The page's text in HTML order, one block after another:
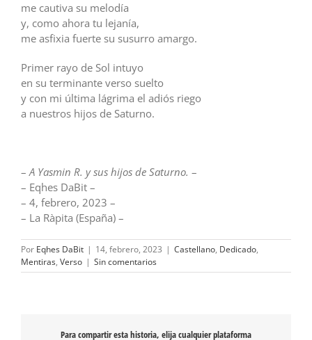
me cautiva su melodía
y, como ahora tu lejanía,
me asfixia fuerte su susurro amargo.
Primer rayo de Sol intuyo
en su terminante verso suelto
y con mi última lágrima el adiós riego
a nuestros hijos de Saturno.
–A Yasmin R. y sus hijos de Saturno. –
– Eqhes DaBit –
– 4, febrero, 2023 –
– La Ràpita (España) –
Por Eqhes DaBit | 14, febrero, 2023 | Castellano, Dedicado,
Mentiras, Verso | Sin comentarios
Para compartir esta historia, elija cualquier plataforma